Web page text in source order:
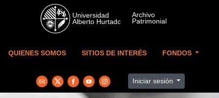
Skip to main content
QUIENES SOMOS SITIOS DE INTERÉS FONDOS
Iniciar sesión